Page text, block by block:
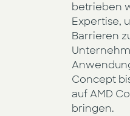
betrieben
Expertise,
Barrieren
Concept
auf AMD
bringen.